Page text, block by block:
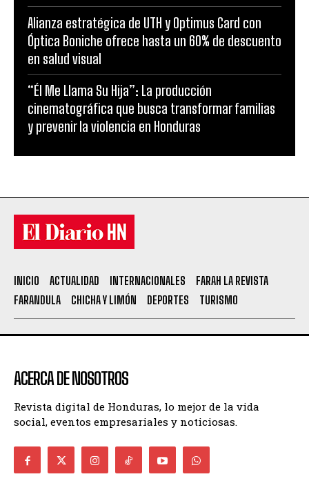
Alianza estratégica de UTH y Optimus Card con
Óptica Boniche ofrece hasta un 60% de descuento
en salud visual
“Él Me Llama Su Hija”: La producción
cinematográfica que busca transformar familias
y prevenir la violencia en Honduras
INICIO ACTUALIDAD INTERNACIONALES
FARAH LA REVISTA
FARANDULA
CHICHA Y LIMÓN DEPORTES TURISMO
ACERCA DE NOSOTROS
Revista digital de Honduras, lo mejor de la vida
social, eventos empresariales y noticiosas.